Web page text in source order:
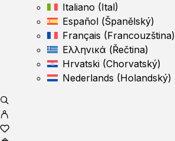
Italiano (Ital)
Español (Španělský)
Français (Francouzština)
Ελληνικά (Řečtina)
Hrvatski (Chorvatský)
Nederlands (Holandský)